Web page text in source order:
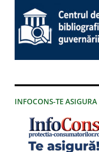
INFOCONS-TE ASIGURA